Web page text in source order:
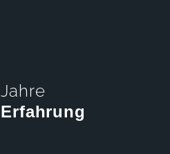
Jahre
Erfahrung